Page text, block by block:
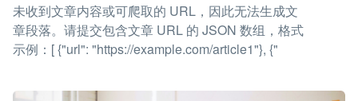
未收到文章内容或可爬取的 URL，因此无法生成文
章段落。请提交包含文章 URL 的 JSON 数组，格式
示例：[ {"url": "https://example.com/article1"}, {"